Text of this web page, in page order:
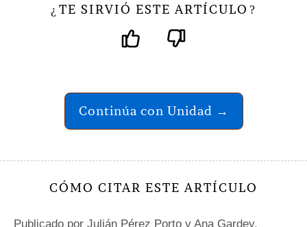
¿ TE SIRVIÓ ESTE ARTÍCULO ?
Continúa con Unidad →
CÓMO CITAR ESTE ARTÍCULO
Publicado por Julián Pérez Porto y Ana Gardey.